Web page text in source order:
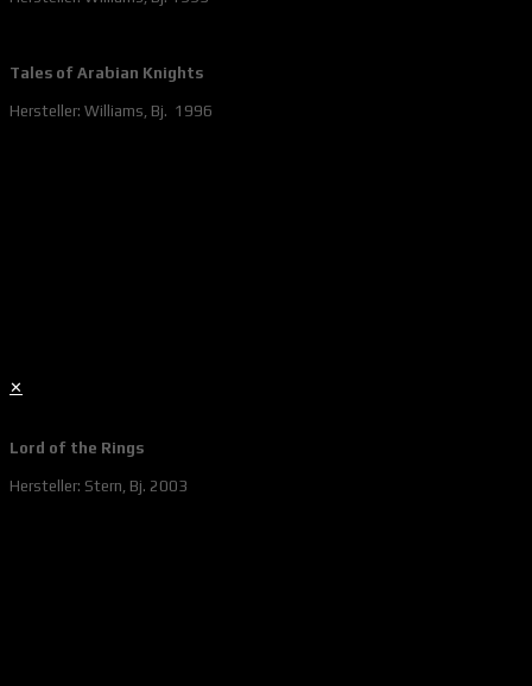
Tales of Arabian Knights
Hersteller: Williams, Bj. 1996
✕
Lord of the Rings
Hersteller: Stern, Bj. 2003